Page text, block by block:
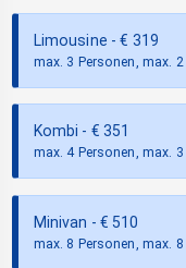
Limousine - € 319
max. 3 Personen, max.
Kombi - € 351
max. 4 Personen, max.
Minivan - € 510
max. 8 Personen, max.